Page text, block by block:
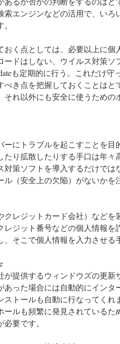
索エンジンなどの活用で、い
く点としては、必要以上に個
ードはしない、ウイルス対策
も定期的に行う。これだけ
べき点を把握しておくことは
それ以外にも安全に使うための
ーにトラブルを起こすことを目
たり拡散したりする手口は年
対策ソフトを導入するだけで
ル（安全上の欠陥）がないかを
クレジットカード会社）などを
レジット番号などの個人情報
、そこで個人情報を入力させる
が提供するウィンドウズの更
あった場合には自動的にイン
ストールも自動に行なってく
ールも頻繁に発見されている
要です。